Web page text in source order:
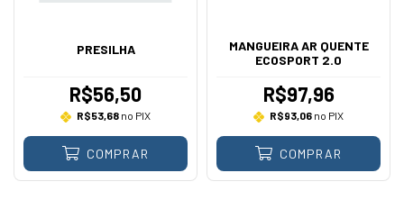
PRESILHA
R$56,50
R$53,68 no PIX
COMPRAR
MANGUEIRA AR QUENTE
ECOSPORT 2.0
R$97,96
R$93,06 no PIX
COMPRAR